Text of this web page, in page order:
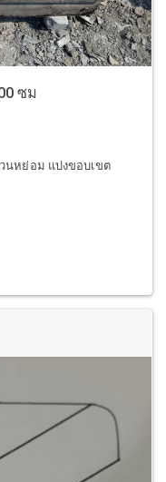
ซม
นหย่อม แบ่งขอบเขต